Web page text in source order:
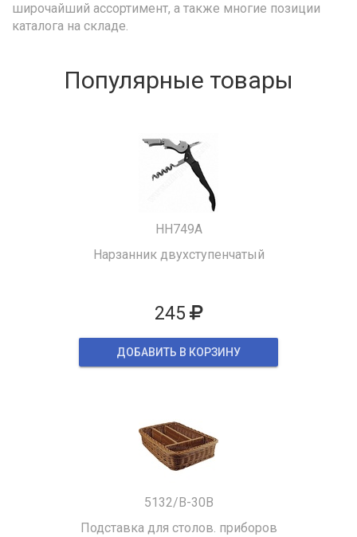
широчайший ассортимент, а также многие позиции
каталога на складе.
Популярные товары
HH749A
Нарзанник двухступенчатый
245
ДОБАВИТЬ В КОРЗИНУ
5132/B-30B
Подставка для столов. приборов